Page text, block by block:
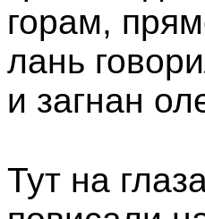
горам,
лань
и загнан
Тут на